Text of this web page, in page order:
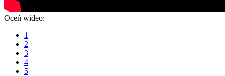
Oceń wideo:
1
2
3
4
5